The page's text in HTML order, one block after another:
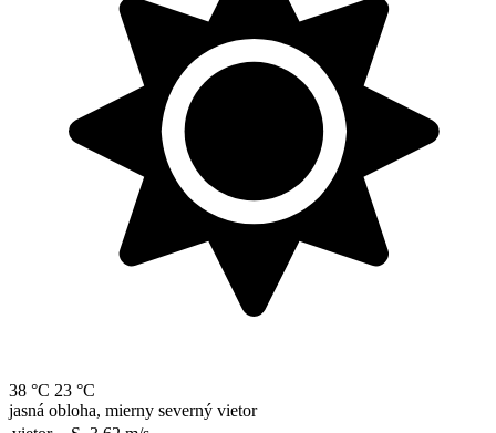
38 °C 23 °C
jasná obloha, mierny severný vietor